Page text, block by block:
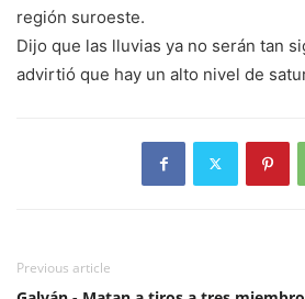
región suroeste.
Dijo que las lluvias ya no serán tan
advirtió que hay un alto nivel de
Previous article